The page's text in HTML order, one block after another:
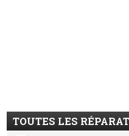
TOUTES LES